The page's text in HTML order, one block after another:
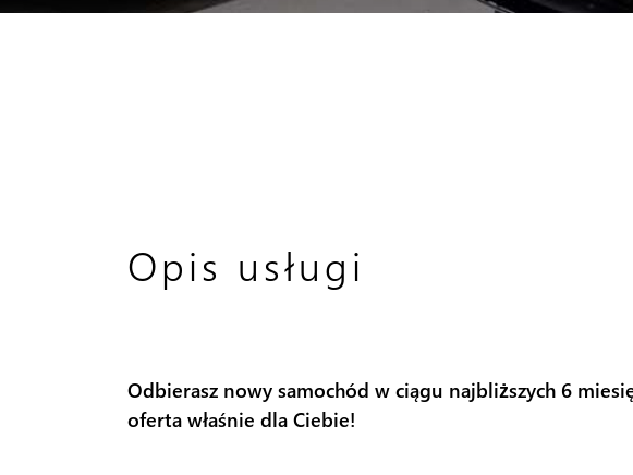
Opis usługi
Odbierasz nowy samochód w ciągu najbliższych 6
oferta właśnie dla Ciebie!